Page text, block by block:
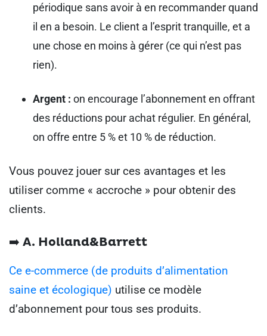
périodique sans avoir à en recommander quand
il en a besoin. Le client a l’esprit tranquille, et a
une chose en moins à gérer (ce qui n’est pas
rien).
Argent : on encourage l’abonnement en offrant
des réductions pour achat régulier. En général,
on offre entre 5 % et 10 % de réduction.
Vous pouvez jouer sur ces avantages et les
utiliser comme « accroche » pour obtenir des
clients.
➡️ A. Holland&Barrett
Ce e-commerce (de produits d’alimentation
saine et écologique) utilise ce modèle
d’abonnement pour tous ses produits.